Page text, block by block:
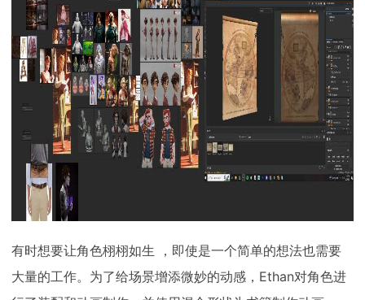
有时想要让角色栩栩如生 ，即使是一个简单的想法也需要
大量的工作。为了给场景增添微妙的动感，Ethan对角色进